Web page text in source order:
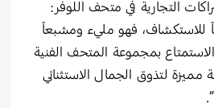
التجارية في متحف اللوفر:
للاستكشاف، فهو مليء ومشبعاً
الاستمتاع بمجموعة المتحف الفنية
مميزة لتذوق الجمال الاستثنائي